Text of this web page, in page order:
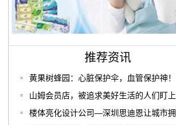
推荐资讯
黄果树蜂园：心脏保护伞，血管保护神！
山姆会员店，被追求美好生活的人们盯上
楼体亮化设计公司—深圳思迪恩让城市拥